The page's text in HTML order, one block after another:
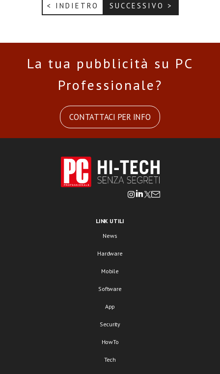
< INDIETRO SUCCESSIVO >
La tua pubblicità su PC
Professionale?
CONTATTACI PER INFO
LINK UTILI
News
Hardware
Mobile
Software
App
Security
HowTo
Tech